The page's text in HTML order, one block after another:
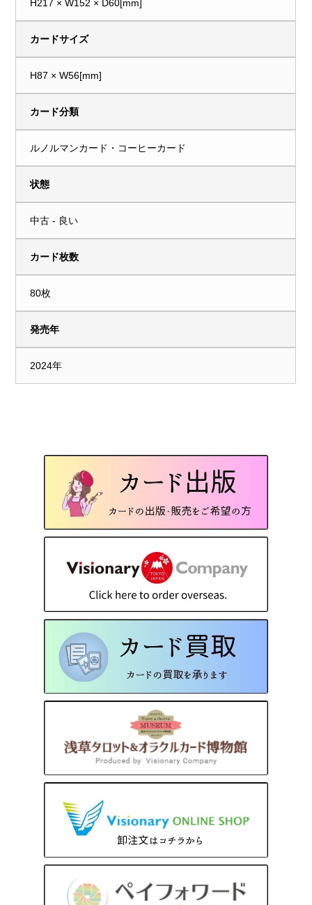
H217 × W152 × D60[mm]
カードサイズ
H87 × W56[mm]
カード分類
ルノルマンカード・コーヒーカード
状態
中古 - 良い
カード枚数
80枚
発売年
2024年